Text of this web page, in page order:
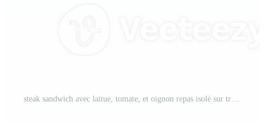
steak sandwich avec laitue, tomate, et oignon repas isolé sur transparent Contexte PNG Pro